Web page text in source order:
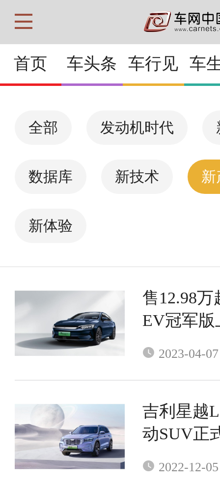
首页 车头条 车行见 车
全部 发动机时代
数据库 新技术 新
新体验
售12.98万
EV冠军版
2023-04-07
吉利星越
动SUV正
25.37万元
2022-12-05